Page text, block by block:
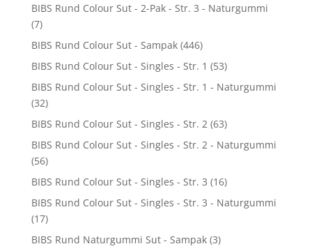
BIBS Rund Colour Sut - 2-Pak - Str. 3 - Naturgummi
(7)
BIBS Rund Colour Sut - Sampak (446)
BIBS Rund Colour Sut - Singles - Str. 1 (53)
BIBS Rund Colour Sut - Singles - Str. 1 - Naturgummi
(32)
BIBS Rund Colour Sut - Singles - Str. 2 (63)
BIBS Rund Colour Sut - Singles - Str. 2 - Naturgummi
(56)
BIBS Rund Colour Sut - Singles - Str. 3 (16)
BIBS Rund Colour Sut - Singles - Str. 3 - Naturgummi
(17)
BIBS Rund Naturgummi Sut - Sampak (3)